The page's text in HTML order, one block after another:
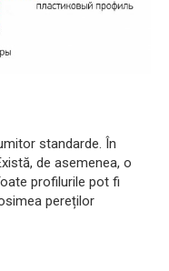
standarde. În
de asemenea, o
profilurile pot fi
pereților